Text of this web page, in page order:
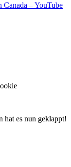
– YouTube
hat es nun geklappt!